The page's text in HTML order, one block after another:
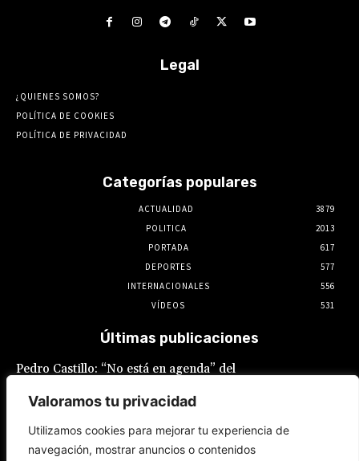
Valoramos tu privacidad
Utilizamos cookies para mejorar tu experiencia de
navegación, mostrar anuncios o contenidos
Legal
¿QUIENES SOMOS?
POLÍTICA DE COOKIES
POLÍTICA DE PRIVACIDAD
Categorías populares
ACTUALIDAD
3879
POLITICA
2013
PORTADA
617
DEPORTES
577
INTERNACIONALES
556
VÍDEOS
531
Últimas publicaciones
Pedro Castillo: “No está en agenda” del
Luis Galarreta